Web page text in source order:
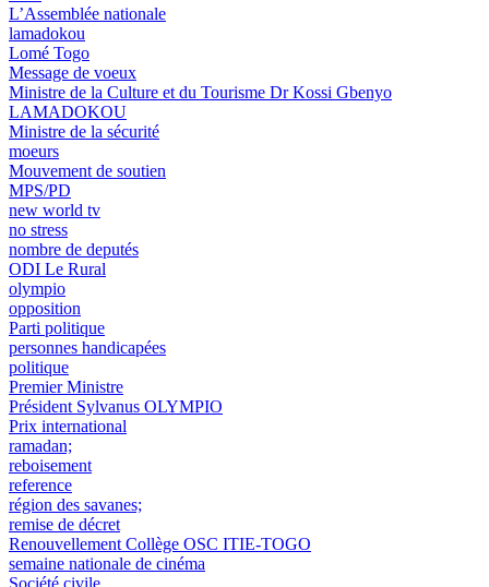
L’Assemblée nationale
lamadokou
Lomé Togo
Message de voeux
Ministre de la Culture et du Tourisme Dr Kossi Gbenyo
LAMADOKOU
Ministre de la sécurité
moeurs
Mouvement de soutien
MPS/PD
new world tv
no stress
nombre de deputés
ODI Le Rural
olympio
opposition
Parti politique
personnes handicapées
politique
Premier Ministre
Président Sylvanus OLYMPIO
Prix international
ramadan;
reboisement
reference
région des savanes;
remise de décret
Renouvellement Collège OSC ITIE-TOGO
semaine nationale de cinéma
Société civile